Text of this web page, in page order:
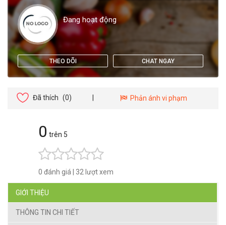
Đang hoạt động
THEO DÕI CHAT NGAY
Đã thích (0) Phản ánh vi phạm
0 trên 5
0 đánh giá 32 lượt xem
GIỚI THIỆU
THÔNG TIN CHI TIẾT